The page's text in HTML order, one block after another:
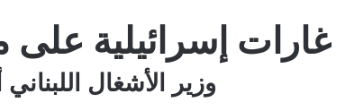
غارات إسرائيلية
وزير الأشغال